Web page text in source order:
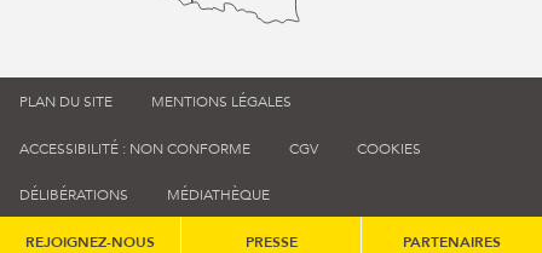
PLAN DU SITE MENTIONS LÉGALES
ACCESSIBILITÉ : NON CONFORME CGV COOKIES
DÉLIBÉRATIONS MÉDIATHÈQUE
REJOIGNEZ-NOUS PRESSE PARTENAIRES